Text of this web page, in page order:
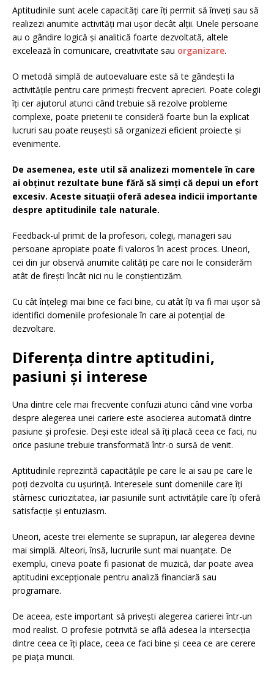
Aptitudinile sunt acele capacități care îți permit să înveți sau să
realizezi anumite activități mai ușor decât alții. Unele persoane
au o gândire logică și analitică foarte dezvoltată, altele
excelează în comunicare, creativitate sau organizare.
O metodă simplă de autoevaluare este să te gândești la
activitățile pentru care primești frecvent aprecieri. Poate colegii
îți cer ajutorul atunci când trebuie să rezolve probleme
complexe, poate prietenii te consideră foarte bun la explicat
lucruri sau poate reușești să organizezi eficient proiecte și
evenimente.
De asemenea, este util să analizezi momentele în care
ai obținut rezultate bune fără să simți că depui un efort
excesiv. Aceste situații oferă adesea indicii importante
despre aptitudinile tale naturale.
Feedback-ul primit de la profesori, colegi, manageri sau
persoane apropiate poate fi valoros în acest proces. Uneori,
cei din jur observă anumite calități pe care noi le considerăm
atât de firești încât nici nu le conștientizăm.
Cu cât înțelegi mai bine ce faci bine, cu atât îți va fi mai ușor să
identifici domeniile profesionale în care ai potențial de
dezvoltare.
Diferența dintre aptitudini,
pasiuni și interese
Una dintre cele mai frecvente confuzii atunci când vine vorba
despre alegerea unei cariere este asocierea automată dintre
pasiune și profesie. Deși este ideal să îți placă ceea ce faci, nu
orice pasiune trebuie transformată într-o sursă de venit.
Aptitudinile reprezintă capacitățile pe care le ai sau pe care le
poți dezvolta cu ușurință. Interesele sunt domeniile care îți
stârnesc curiozitatea, iar pasiunile sunt activitățile care îți oferă
satisfacție și entuziasm.
Uneori, aceste trei elemente se suprapun, iar alegerea devine
mai simplă. Alteori, însă, lucrurile sunt mai nuanțate. De
exemplu, cineva poate fi pasionat de muzică, dar poate avea
aptitudini excepționale pentru analiză financiară sau
programare.
De aceea, este important să privești alegerea carierei într-un
mod realist. O profesie potrivită se află adesea la intersecția
dintre ceea ce îți place, ceea ce faci bine și ceea ce are cerere
pe piața muncii.